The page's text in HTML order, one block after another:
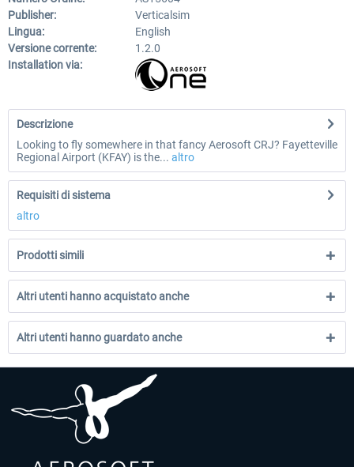
Publisher:
Verticalsim
Lingua:
English
Versione corrente:
1.2.0
Installation via:
Descrizione
Looking to fly somewhere in that fancy Aerosoft CRJ? Fayetteville
Regional Airport (KFAY) is the... altro
Requisiti di sistema
altro
Prodotti simili
Altri utenti hanno acquistato anche
Altri utenti hanno guardato anche